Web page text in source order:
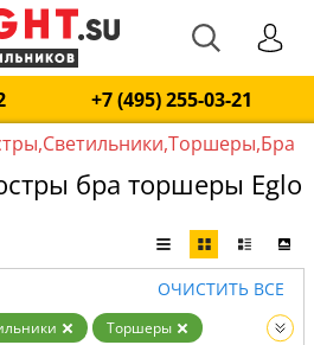
+7 (495) 255-03-21
бра торшеры Eglo
ОЧИСТИТЬ ВСЕ
Торшеры